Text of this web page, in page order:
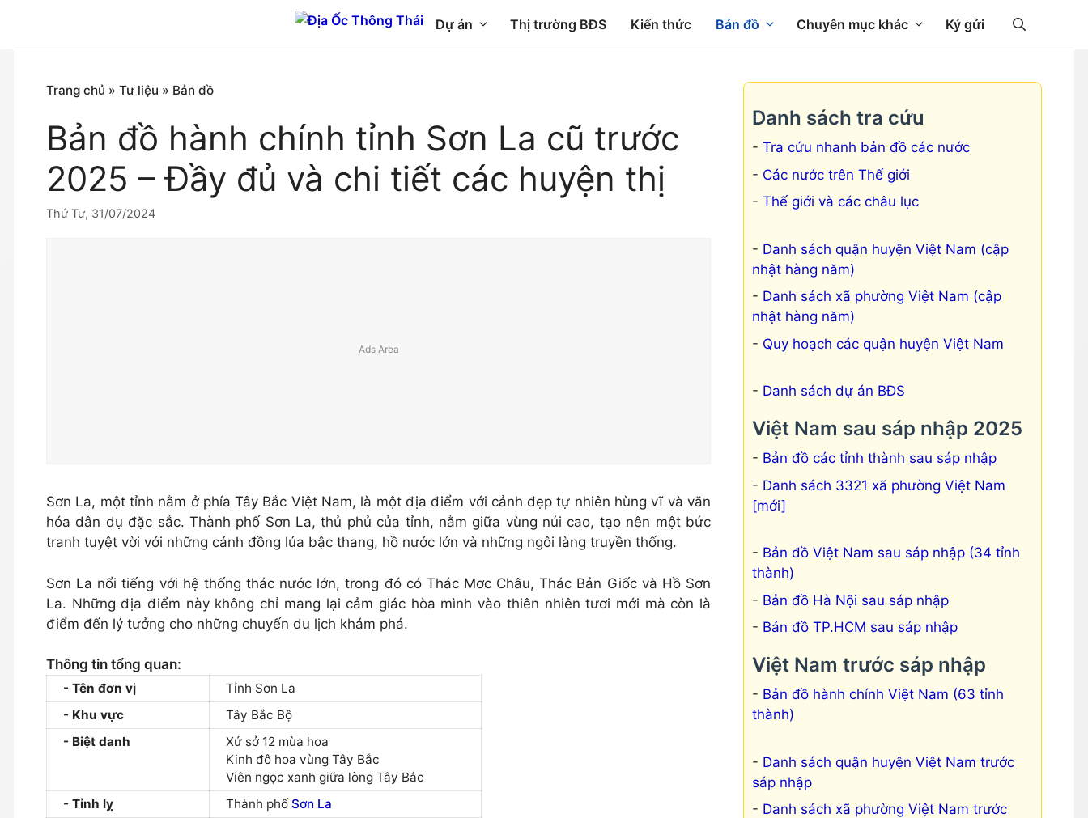
nội
Dự án Thị trường BĐS Kiến thức Bản đồ Chuyên mục khác Ký gửi
Trang chủ » Tư liệu » Bản đồ
Bản đồ hành chính tỉnh Sơn La cũ trước
2025 – Đầy đủ và chi tiết các huyện thị
Thứ Tư, 31/07/2024
Sơn La, một tỉnh nằm ở phía Tây Bắc Việt Nam, là một địa điểm với cảnh đẹp tự nhiên hùng vĩ và văn
hóa dân dụ đặc sắc. Thành phố Sơn La, thủ phủ của tỉnh, nằm giữa vùng núi cao, tạo nên một bức
tranh tuyệt vời với những cánh đồng lúa bậc thang, hồ nước lớn và những ngôi làng truyền thống.
Sơn La nổi tiếng với hệ thống thác nước lớn, trong đó có Thác Mơc Châu, Thác Bản Giốc và Hồ Sơn
La. Những địa điểm này không chỉ mang lại cảm giác hòa mình vào thiên nhiên tươi mới mà còn là
điểm đến lý tưởng cho những chuyến du lịch khám phá.
Thông tin tổng quan:
Tên đơn vị
Tỉnh Sơn La
Khu vực
Tây Bắc Bộ
Biệt danh
Xứ sở 12 mùa hoa
Kinh đô hoa vùng Tây Bắc
Viên ngọc xanh giữa lòng Tây Bắc
Tỉnh lỵ
Thành phố Sơn La
Danh sách tra cứu
Tra cứu nhanh bản đồ các nước
Các nước trên Thế giới
Thế giới và các châu lục
Danh sách quận huyện Việt Nam (cập
nhật hàng năm)
Danh sách xã phường Việt Nam (cập
nhật hàng năm)
Quy hoạch các quận huyện Việt Nam
Danh sách dự án BĐS
Việt Nam sau sáp nhập 2025
Bản đồ các tỉnh thành sau sáp nhập
Danh sách 3321 xã phường Việt Nam
[mới]
Bản đồ Việt Nam sau sáp nhập (34 tỉnh
thành)
Bản đồ Hà Nội sau sáp nhập
Bản đồ TP.HCM sau sáp nhập
Việt Nam trước sáp nhập
Bản đồ hành chính Việt Nam (63 tỉnh
thành)
Danh sách quận huyện Việt Nam trước
sáp nhập
Danh sách xã phường Việt Nam trước